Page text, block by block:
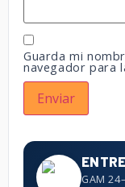
Guarda mi
navegador para
GAM